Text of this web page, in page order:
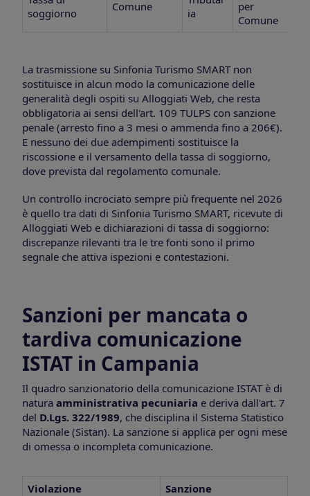
soggiorno
Comune
ia
per
Comune
La trasmissione su Sinfonia Turismo SMART non
sostituisce in alcun modo la comunicazione delle
generalità degli ospiti su Alloggiati Web, che resta
obbligatoria ai sensi dell'art. 109 TULPS con sanzione
penale (arresto fino a 3 mesi o ammenda fino a 206€).
E nessuno dei due adempimenti sostituisce la
riscossione e il versamento della tassa di soggiorno,
dove prevista dal regolamento comunale.
Un controllo incrociato sempre più frequente nel 2026
è quello tra dati di Sinfonia Turismo SMART, ricevute di
Alloggiati Web e dichiarazioni di tassa di soggiorno:
discrepanze rilevanti tra le tre fonti sono il primo
segnale che attiva ispezioni e contestazioni.
Sanzioni per mancata o
tardiva comunicazione
ISTAT in Campania
Il quadro sanzionatorio della comunicazione ISTAT è di
natura amministrativa pecuniaria e deriva dall'art. 7
del D.Lgs. 322/1989, che disciplina il Sistema Statistico
Nazionale (Sistan). La sanzione si applica per ogni mese
di omessa o incompleta comunicazione.
Violazione
Sanzione